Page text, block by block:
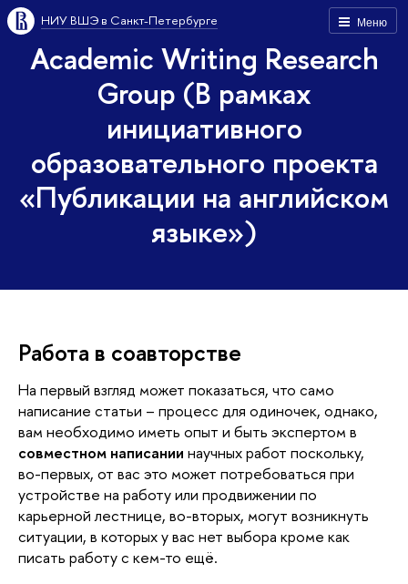
Меню
НИУ ВШЭ в Санкт-Петербурге
Academic Writing Research
Group (В рамках
инициативного
образовательного проекта
«Публикации на английском
языке»)
Работа в соавторстве
На первый взгляд может показаться, что само
написание статьи – процесс для одиночек, однако,
вам необходимо иметь опыт и быть экспертом в
совместном написании научных работ поскольку,
во-первых, от вас это может потребоваться при
устройстве на работу или продвижении по
карьерной лестнице, во-вторых, могут возникнуть
ситуации, в которых у вас нет выбора кроме как
писать работу с кем-то ещё.